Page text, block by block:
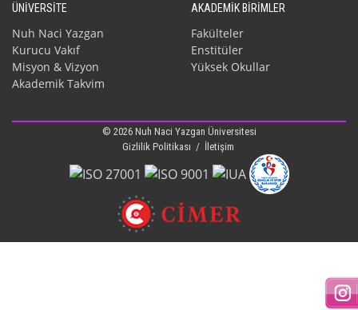
ÜNİVERSİTE
Nuh Naci Yazgan
Kurucu Vakıf
Misyon & Vizyon
Akademik Takvim
AKADEMİK BİRİMLER
Fakülteler
Enstitüler
Yüksek Okullar
© 2026 Nuh Naci Yazgan Üniversitesi
Gizlilik Politikası / İletişim